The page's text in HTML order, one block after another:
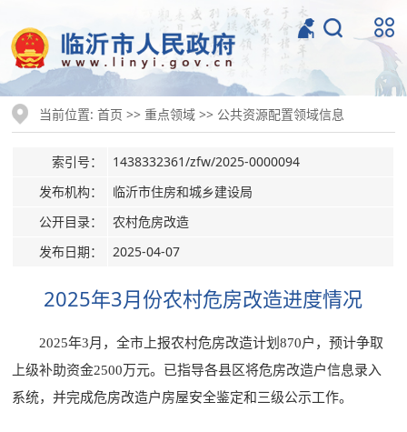
当前位置:首页 >>重点领域 >> 公共资源配置领域信息
索引号：
1438332361/zfw/2025-0000094
发布机构：
临沂市住房和城乡建设局
公开目录：
农村危房改造
发布日期：
2025-04-07
2025年3月份农村危房改造进度情况
2025年3月，全市上报农村危房改造计划870户，预计争取
上级补助资金2500万元。已指导各县区将危房改造户信息录入
系统，并完成危房改造户房屋安全鉴定和三级公示工作。